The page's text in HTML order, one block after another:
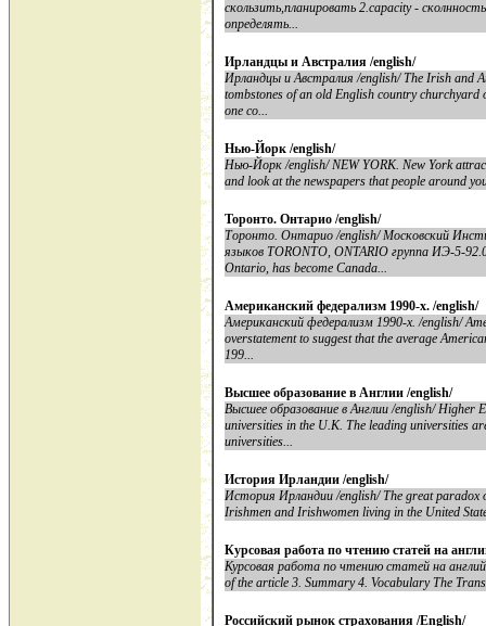
скользить,планировать 2.capacity -
определять...
Ирландцы и Австралия /english/
Ирландцы и Австралия /english/ The Irish and
tombstones of an old English country churchyard
one co...
Нью-Йорк /english/
Нью-Йорк /english/ NEW YORK. New York
and look at the newspapers that people around
Торонто. Онтарио /english/
Торонто. Онтарио /english/ Московский
языков TORONTO, ONTARIO группа ИЭ-5-
Ontario, has become Canada...
Американский федерализм 1990-х. /english/
Американский федерализм 1990-х. /english/
overstatement to suggest that the average
199...
Высшее образование в Англии /english/
Высшее образование в Англии /english/ Higher
universities in the U.K. The leading universities
universities...
История Ирландии /english/
История Ирландии /english/ The great paradox
Irishmen and Irishwomen living in the United
Курсовая работа по чтению статей на
Курсовая работа по чтению статей на
of the article 3. Summary 4. Vocabulary The
Российский рынок страхования /English/